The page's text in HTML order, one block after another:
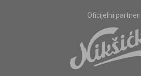
Oficijelni partneri